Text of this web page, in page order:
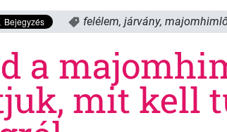
felélem, járvány,
a
mit kell